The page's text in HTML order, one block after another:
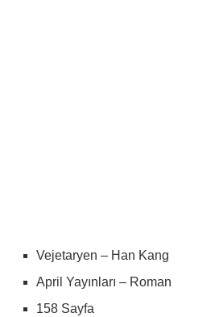
Vejetaryen – Han Kang
April Yayınları – Roman
158 Sayfa